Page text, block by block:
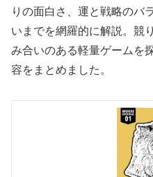
りの面白さ、運と戦略のバ
いまでを網羅的に解説。競
み合いのある軽量ゲームを
容をまとめました。